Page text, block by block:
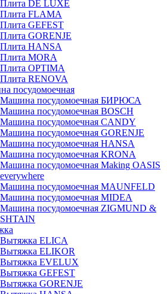
Плита DE LUXE
Плита FLAMA
Плита GEFEST
Плита GORENJE
Плита HANSA
Плита MORA
Плита OPTIMA
Плита RENOVA
посудомоечная
Машина посудомоечная БИРЮСА
Машина посудомоечная BOSCH
Машина посудомоечная CANDY
Машина посудомоечная GORENJE
Машина посудомоечная HANSA
Машина посудомоечная KRONA
Машина посудомоечная Making OASIS
everywhere
Машина посудомоечная MAUNFELD
Машина посудомоечная MIDEA
Машина посудомоечная ZIGMUND &
SHTAIN
Вытяжка ELICA
Вытяжка ELIKOR
Вытяжка EVELUX
Вытяжка GEFEST
Вытяжка GORENJE